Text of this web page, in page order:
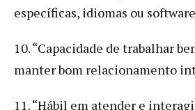
específicas, idiomas ou
10. “Capacidade de trabalhar
manter bom relacionamento
11. “Hábil em atender e